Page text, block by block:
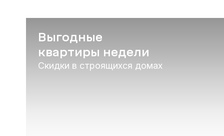
Выгодные
квартиры недели
Скидки в строящихся домах